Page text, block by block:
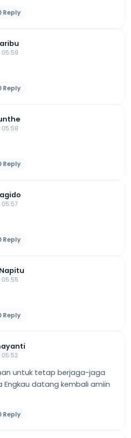
Reply
05:59
Reply
05:58
Reply
05:57
Reply
05:55
Reply
05:52
untuk tetap berjaga-jaga
datang kembali amiin
Reply